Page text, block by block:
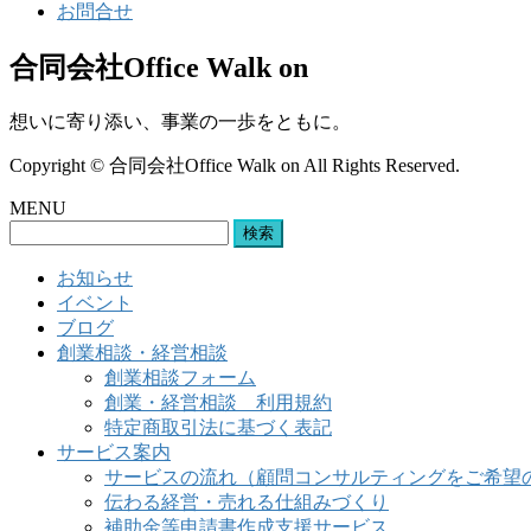
お問合せ
合同会社Office Walk on
想いに寄り添い、事業の一歩をともに。
Copyright © 合同会社Office Walk on All Rights Reserved.
MENU
お知らせ
イベント
ブログ
創業相談・経営相談
創業相談フォーム
創業・経営相談 利用規約
特定商取引法に基づく表記
サービス案内
サービスの流れ（顧問コンサルティングをご希望
伝わる経営・売れる仕組みづくり